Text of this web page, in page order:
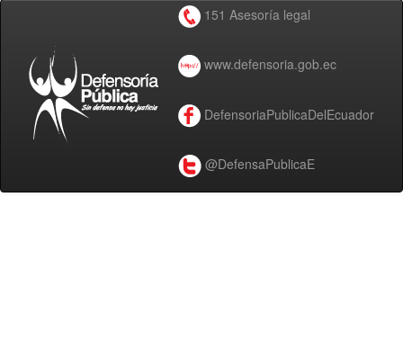
151 Asesoría legal
www.defensoria.gob.ec
DefensoriaPublicaDelEcuador
@DefensaPublicaE